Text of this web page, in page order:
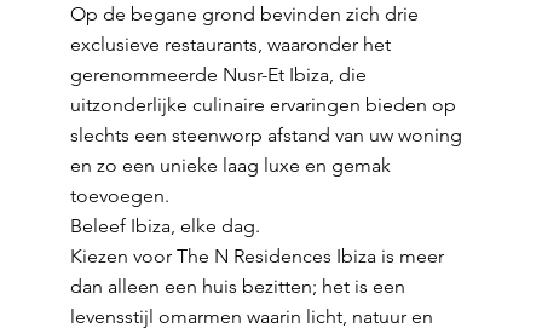
Op de begane grond bevinden zich drie
exclusieve restaurants, waaronder het
gerenommeerde Nusr-Et Ibiza, die
uitzonderlijke culinaire ervaringen bieden op
slechts een steenworp afstand van uw woning
en zo een unieke laag luxe en gemak
toevoegen.
Beleef Ibiza, elke dag.
Kiezen voor The N Residences Ibiza is meer
dan alleen een huis bezitten; het is een
levensstijl omarmen waarin licht, natuur en